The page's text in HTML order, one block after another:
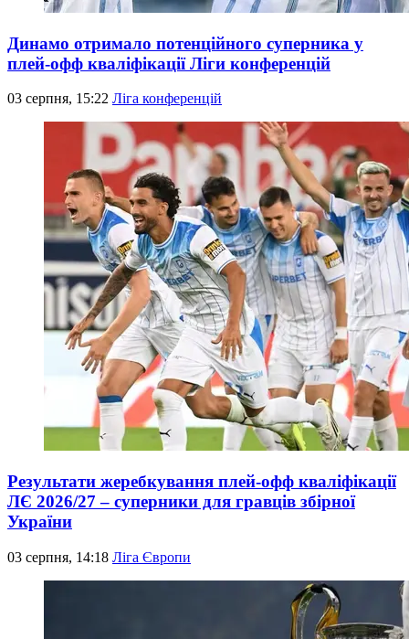
Динамо отримало потенційного суперника у
плей-офф кваліфікації Ліги конференцій
03 серпня, 15:22 Ліга конференцій
Результати жеребкування плей-офф кваліфікації
ЛЄ 2026/27 – суперники для гравців збірної
України
03 серпня, 14:18 Ліга Європи